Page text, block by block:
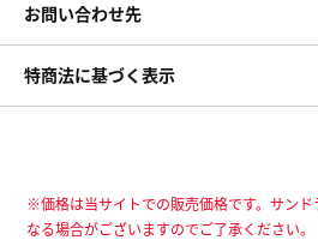
お問い合わせ先
特商法に基づく表示
※価格は当サイトでの販売価格です。サン
なる場合がございますのでご了承ください。